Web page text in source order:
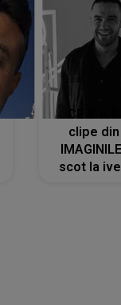
CE S-A
clipe
scot la